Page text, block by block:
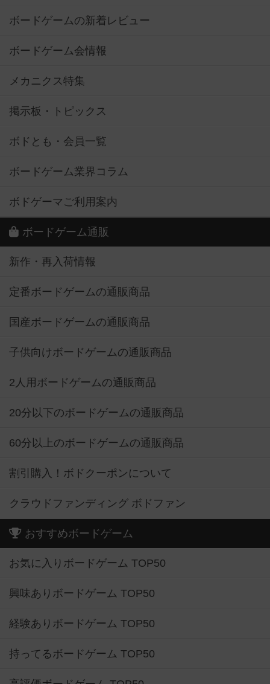
ボードゲームの新着レビュー
ボードゲーム会情報
メカニクス特集
掲示板・トピックス
ボドとも・会員一覧
ボードゲーム業界コラム
ボドゲーマご利用案内
ボードゲーム通販
新作・再入荷情報
定番ボードゲームの通販商品
国産ボードゲームの通販商品
子供向けボードゲームの通販商品
2人用ボードゲームの通販商品
20分以下のボードゲームの通販商品
60分以上のボードゲームの通販商品
割引購入！ボドクーポンについて
クラウドファンディング ボドファン
おすすめボードゲーム
お気に入りボードゲーム TOP50
興味ありボードゲーム TOP50
経験ありボードゲーム TOP50
持ってるボードゲーム TOP50